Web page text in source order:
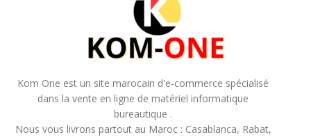
Kom One est un site marocain d'e-commerce spécialisé
dans la vente en ligne de matériel informatique
bureautique .
Nous vous livrons partout au Maroc : Casablanca, Rabat,